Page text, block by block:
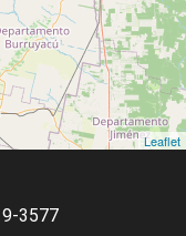
Leaflet
3577